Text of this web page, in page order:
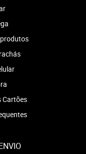
Cartões